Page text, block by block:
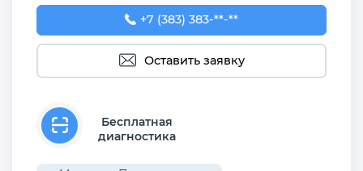
+7 (383) 383-29-30
+7 (383) 383-**-**
Оставить заявку
Бесплатная
диагностика